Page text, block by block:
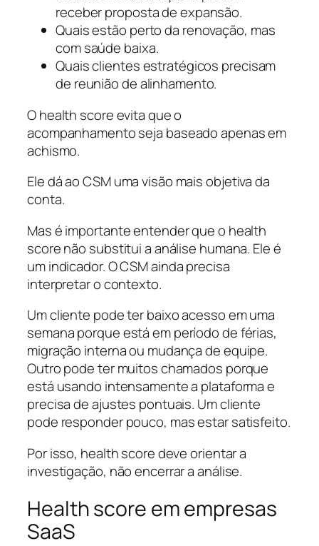
receber proposta de expansão.
Quais estão perto da renovação, mas
com saúde baixa.
Quais clientes estratégicos precisam
de reunião de alinhamento.
O health score evita que o
acompanhamento seja baseado apenas em
achismo.
Ele dá ao CSM uma visão mais objetiva da
conta.
Mas é importante entender que o health
score não substitui a análise humana. Ele é
um indicador. O CSM ainda precisa
interpretar o contexto.
Um cliente pode ter baixo acesso em uma
semana porque está em período de férias,
migração interna ou mudança de equipe.
Outro pode ter muitos chamados porque
está usando intensamente a plataforma e
precisa de ajustes pontuais. Um cliente
pode responder pouco, mas estar satisfeito.
Por isso, health score deve orientar a
investigação, não encerrar a análise.
Health score em empresas
SaaS